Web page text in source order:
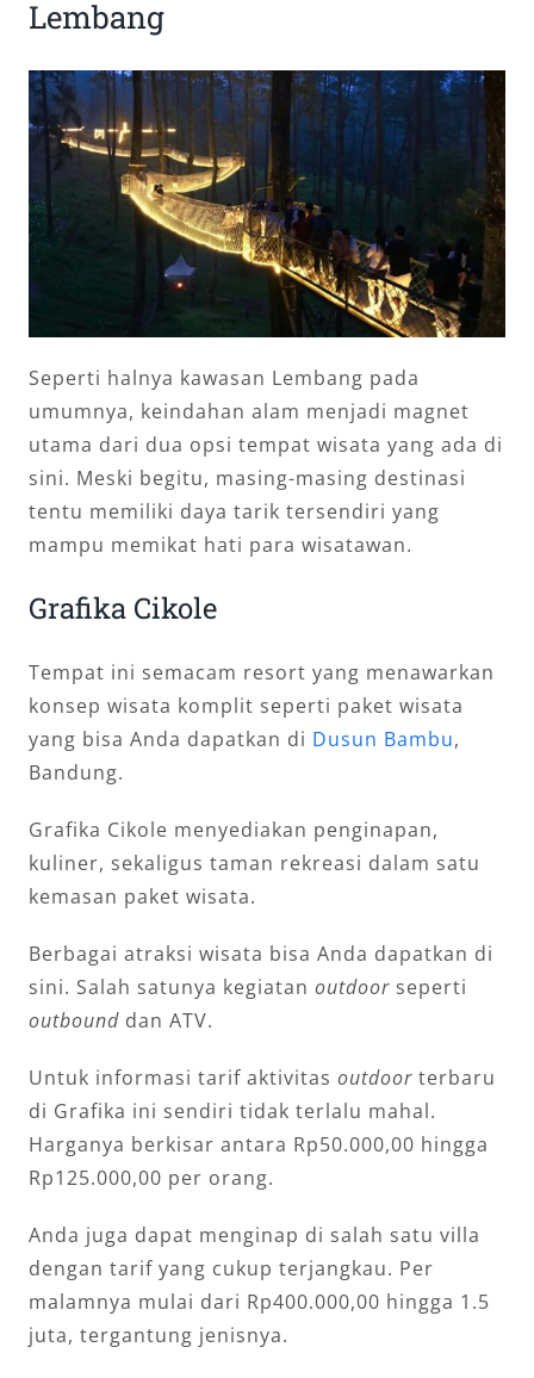
Lembang
Seperti halnya kawasan Lembang pada
umumnya, keindahan alam menjadi magnet
utama dari dua opsi tempat wisata yang ada di
sini. Meski begitu, masing-masing destinasi
tentu memiliki daya tarik tersendiri yang
mampu memikat hati para wisatawan.
Grafika Cikole
Tempat ini semacam resort yang menawarkan
konsep wisata komplit seperti paket wisata
yang bisa Anda dapatkan di Dusun Bambu,
Bandung.
Grafika Cikole menyediakan penginapan,
kuliner, sekaligus taman rekreasi dalam satu
kemasan paket wisata.
Berbagai atraksi wisata bisa Anda dapatkan di
sini. Salah satunya kegiatan outdoor seperti
outbound dan ATV.
Untuk informasi tarif aktivitas outdoor terbaru
di Grafika ini sendiri tidak terlalu mahal.
Harganya berkisar antara Rp50.000,00 hingga
Rp125.000,00 per orang.
Anda juga dapat menginap di salah satu villa
dengan tarif yang cukup terjangkau. Per
malamnya mulai dari Rp400.000,00 hingga 1.5
juta, tergantung jenisnya.